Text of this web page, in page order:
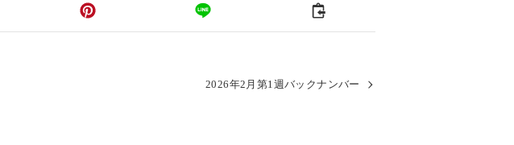
2026年2月第1週バックナンバー